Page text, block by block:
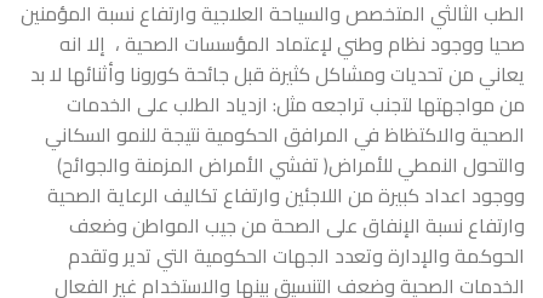
الطب الثالثي المتخصص والسياحة العلاجية وارتفاع نسبة المؤمنين
صحيا ووجود نظام وطني لإعتماد المؤسسات الصحية ، إلا انه
يعاني من تحديات ومشاكل كثيرة قبل جائحة كورونا وأثنائها لا بد
من مواجهتها لتجنب تراجعه مثل: ازدياد الطلب على الخدمات
الصحية والاكتظاظ في المرافق الحكومية نتيجة للنمو السكاني
والتحول النمطي للأمراض( تفشي الأمراض المزمنة والجوائح)
ووجود اعداد كبيرة من اللاجئين وارتفاع تكاليف الرعاية الصحية
وارتفاع نسبة الإنفاق على الصحة من جيب المواطن وضعف
الحوكمة والإدارة وتعدد الجهات الحكومية التي تدير وتقدم
الخدمات الصحية وضعف التنسيق بينها والاستخدام غير الفعال